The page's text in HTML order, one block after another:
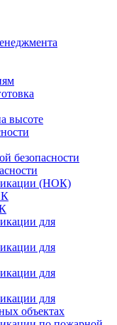
высоте
безопасности
(НОК)
для
для
для
для
объектах